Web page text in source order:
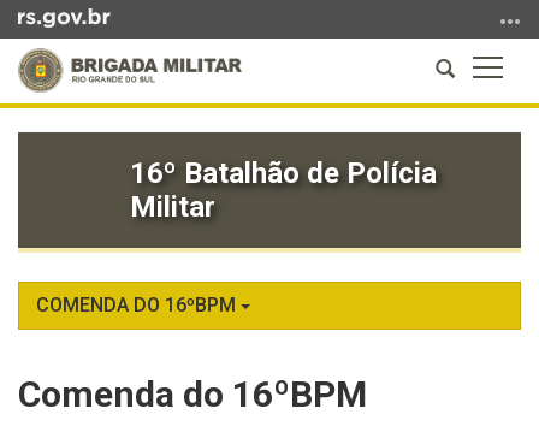
para
conteúdo
busca
a
Abrir
a
busca
16º Batalhão de Polícia
Militar
COMENDA DO 16ºBPM
Comenda do 16ºBPM